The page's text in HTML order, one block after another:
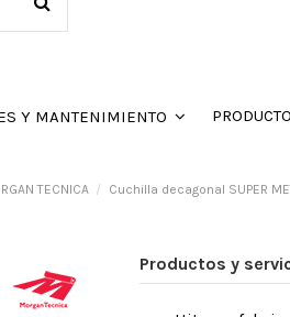
Y MANTENIMIENTO
TECNICA Cuchilla decagonal SUPER
Productos y